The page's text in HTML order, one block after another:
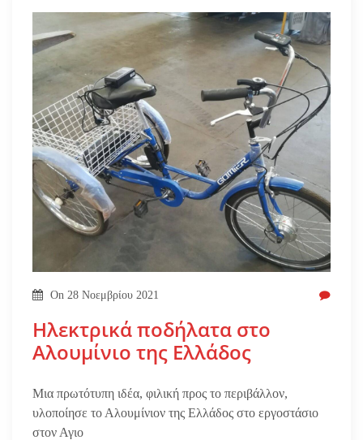
On 28 Νοεμβρίου 2021
Ηλεκτρικά ποδήλατα στο
Αλουμίνιο της Ελλάδος
Μια πρωτότυπη ιδέα, φιλική προς το περιβάλλον,
υλοποίησε το Αλουμίνιον της Ελλάδος στο εργοστάσιο
στον Αγιο